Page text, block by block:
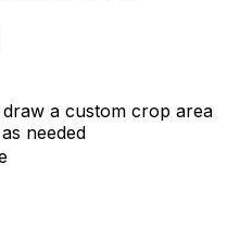
a custom crop area
needed